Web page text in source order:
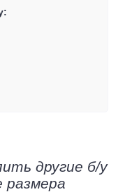
другие б/у